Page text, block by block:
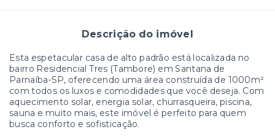
Descrição do imóvel
Esta espetacular casa de alto padrão está localizada no
bairro Residencial Tres (Tambore) em Santana de
Parnaíba-SP, oferecendo uma área construída de 1000m²
com todos os luxos e comodidades que você deseja. Com
aquecimento solar, energia solar, churrasqueira, piscina,
sauna e muito mais, este imóvel é perfeito para quem
busca conforto e sofisticação.